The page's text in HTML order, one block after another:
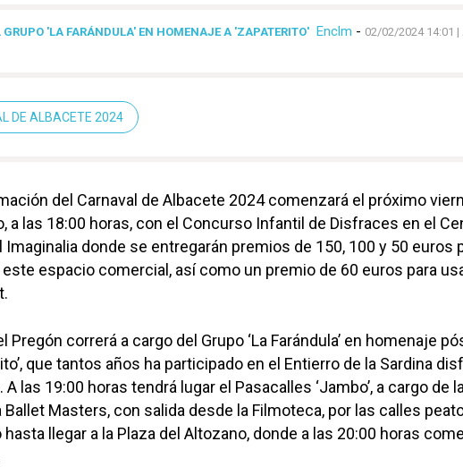
GRUPO 'LA FARÁNDULA' EN HOMENAJE A 'ZAPATERITO' Enclm - 02/02/2024 14:01 |
DE ALBACETE 2024
del Carnaval de Albacete 2024 comenzará el próximo
a las 18:00 horas, con el Concurso Infantil de Disfraces en el
Imaginalia donde se entregarán premios de 150, 100 y 50 euros
espacio comercial, así como un premio de 60 euros para
Pregón correrá a cargo del Grupo ‘La Farándula’ en homenaje
que tantos años ha participado en el Entierro de la Sardina
A las 19:00 horas tendrá lugar el Pasacalles ‘Jambo’, a cargo de
Ballet Masters, con salida desde la Filmoteca, por las calles
llegar a la Plaza del Altozano, donde a las 20:00 horas